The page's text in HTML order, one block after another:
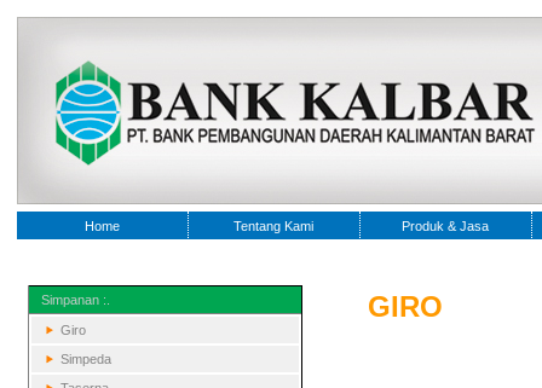
Home Tentang Kami Produk & Jasa
Simpanan :.
Giro
Simpeda
GIRO